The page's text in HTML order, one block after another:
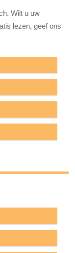
Wilt u uw
lezen, geef ons